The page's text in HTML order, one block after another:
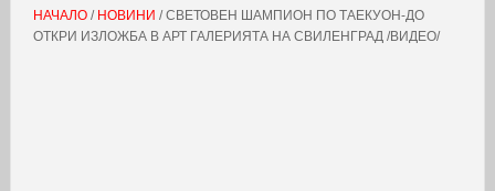
НАЧАЛО/ НОВИНИ / СВЕТОВЕН ШАМПИОН ПО ТАЕКУОН-ДО
ОТКРИ ИЗЛОЖБА В АРТ ГАЛЕРИЯТА НА СВИЛЕНГРАД /ВИДЕО/